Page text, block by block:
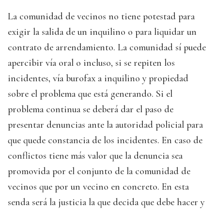
La comunidad de vecinos no tiene potestad para
exigir la salida de un inquilino o para liquidar un
contrato de arrendamiento. La comunidad sí puede
apercibir vía oral o incluso, si se repiten los
incidentes, vía burofax a inquilino y propiedad
sobre el problema que está generando. Si el
problema continua se deberá dar el paso de
presentar denuncias ante la autoridad policial para
que quede constancia de los incidentes. En caso de
conflictos tiene más valor que la denuncia sea
promovida por el conjunto de la comunidad de
vecinos que por un vecino en concreto. En esta
senda será la justicia la que decida que debe hacer y